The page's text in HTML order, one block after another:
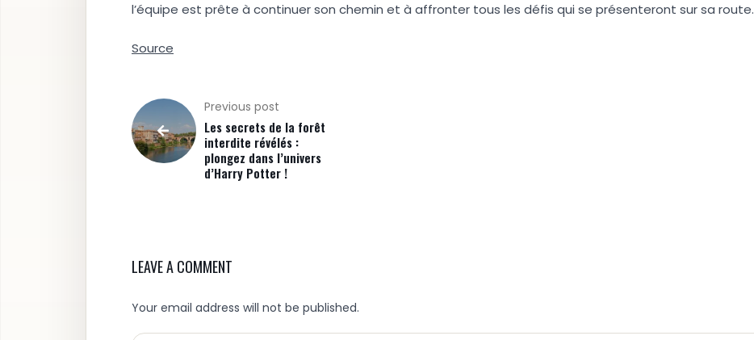
l’équipe est prête à continuer son chemin et à affronter tous les défis qui se présenteront sur sa route.
Source
Previous post
Les secrets de la forêt
interdite révélés :
plongez dans l’univers
d’Harry Potter !
LEAVE A COMMENT
Your email address will not be published.